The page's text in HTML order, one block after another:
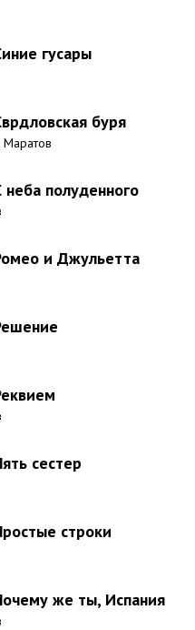
гусары
буря
Маратов
полуденного
и Джульетта
сестер
строки
же ты, Испания